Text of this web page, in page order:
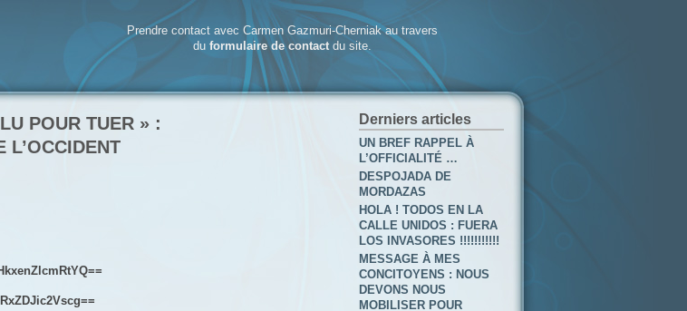
Prendre contact avec Carmen Gazmuri-Cherniak au travers
du formulaire de contactdu site.
POUR TUER » :
L’OCCIDENT
Derniers articles
UN BREF RAPPEL À
L’OFFICIALITÉ …
DESPOJADA DE
MORDAZAS
HOLA ! TODOS EN LA
CALLE UNIDOS : FUERA
LOS INVASORES !!!!!!!!!!!
MESSAGE À MES
CONCITOYENS : NOUS
DEVONS NOUS
MOBILISER POUR